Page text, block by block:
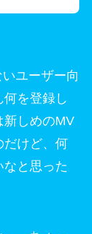
ユーザー向
を登録し
新しめのMV
だけど、何
と思った